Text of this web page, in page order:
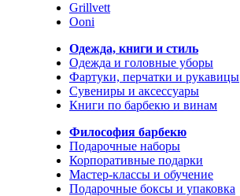
Grillvett
Ooni
Одежда, книги и стиль
Одежда и головные уборы
Фартуки, перчатки и рукавицы
Сувениры и аксессуары
Книги по барбекю и винам
Философия барбекю
Подарочные наборы
Корпоративные подарки
Мастер-классы и обучение
Подарочные боксы и упаковка